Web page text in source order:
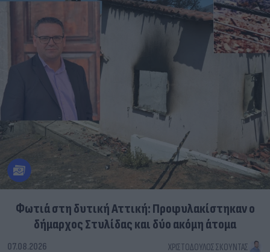
Φωτιά στη δυτική Αττική: Προφυλακίστηκαν ο
δήμαρχος Στυλίδας και δύο ακόμη άτομα
07.08.2026 ΧΡΙΣΤΌΔΟΥΛΟΣ ΣΚΟΎΝΤΑΣ